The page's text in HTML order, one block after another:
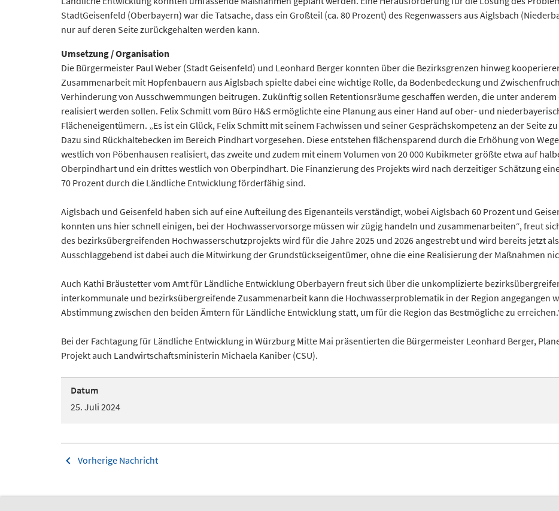
StadtGeisenfeld (Oberbayern) war die Tatsache, dass ein Großteil (ca. 80 Prozent) des Regenwassers aus Aiglsbach
nur auf deren Seite zurückgehalten werden kann.
Umsetzung / Organisation
Die Bürgermeister Paul Weber (Stadt Geisenfeld) und Leonhard Berger konnten über die Bezirksgrenzen hinweg
Zusammenarbeit mit Hopfenbauern aus Aiglsbach spielte dabei eine wichtige Rolle, da Bodenbedeckung und
Verhinderung von Ausschwemmungen beitrugen. Zukünftig sollen Retentionsräume geschaffen werden, die unter
realisiert werden sollen. Felix Schmitt vom Büro H&S ermöglichte eine Planung aus einer Hand auf ober- und
Flächeneigentümern. „Es ist ein Glück, Felix Schmitt mit seinem Fachwissen und seiner Gesprächskompetenz an der Seite
Dazu sind Rückhaltebecken im Bereich Pindhart vorgesehen. Diese entstehen flächensparend durch die Erhöhung von
westlich von Pöbenhausen realisiert, das zweite und zudem mit einem Volumen von 20 000 Kubikmeter größte etwa auf
Oberpindhart und ein drittes westlich von Oberpindhart. Die Finanzierung des Projekts wird nach derzeitiger Schätzung
70 Prozent durch die Ländliche Entwicklung förderfähig sind.
Aiglsbach und Geisenfeld haben sich auf eine Aufteilung des Eigenanteils verständigt, wobei Aiglsbach 60 Prozent und
konnten uns hier schnell einigen, bei der Hochwasservorsorge müssen wir zügig handeln und zusammenarbeiten“, freut
des bezirksübergreifenden Hochwasserschutzprojekts wird für die Jahre 2025 und 2026 angestrebt und wird bereits jetzt
Ausschlaggebend ist dabei auch die Mitwirkung der Grundstückseigentümer, ohne die eine Realisierung der Maßnahmen
Auch Kathi Bräustetter vom Amt für Ländliche Entwicklung Oberbayern freut sich über die unkomplizierte
interkommunale und bezirksübergreifende Zusammenarbeit kann die Hochwasserproblematik in der Region angegangen
Abstimmung zwischen den beiden Ämtern für Ländliche Entwicklung statt, um für die Region das Bestmögliche zu
Bei der Fachtagung für Ländliche Entwicklung in Würzburg Mitte Mai präsentierten die Bürgermeister Leonhard Berger,
Projekt auch Landwirtschaftsministerin Michaela Kaniber (CSU).
Datum
25. Juli 2024
Vorherige Nachricht